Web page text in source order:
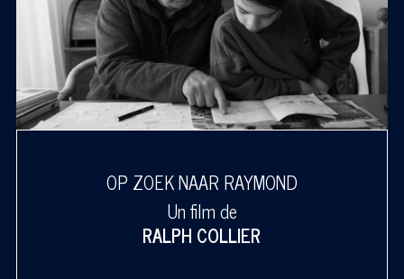
OP ZOEK NAAR RAYMOND
Un film de
RALPH COLLIER